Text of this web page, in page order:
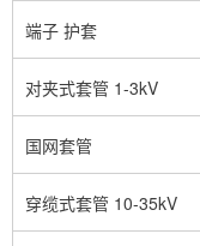
端子 护套
对夹式套管 1-3kV
国网套管
穿缆式套管 10-35kV